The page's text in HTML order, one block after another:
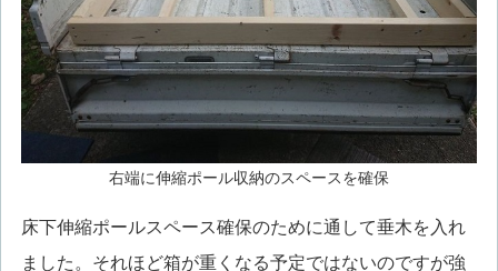
右端に伸縮ポール収納のスペースを確保
床下伸縮ポールスペース確保のために通して垂木を入れ
ました。それほど箱が重くなる予定ではないのですが強